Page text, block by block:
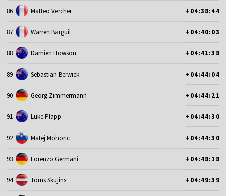
86 Matteo Vercher +04:38:44
87 Warren Barguil +04:40:03
88 Damien Howson +04:41:38
89 Sebastian Berwick +04:44:04
90 Georg Zimmermann +04:44:21
91 Luke Plapp +04:44:30
92 Matej Mohoric +04:44:30
93 Lorenzo Germani +04:48:18
94 Toms Skujins +04:49:39